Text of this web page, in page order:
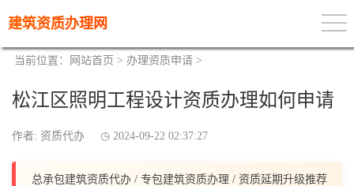
建筑资质办理网
当前位置： 网站首页 > 办理资质申请 >
松江区照明工程设计资质办理如何申请
作者: 资质代办 2024-09-22 02:37:27
总承包建筑资质代办 / 专包建筑资质办理 / 资质延期升级推荐